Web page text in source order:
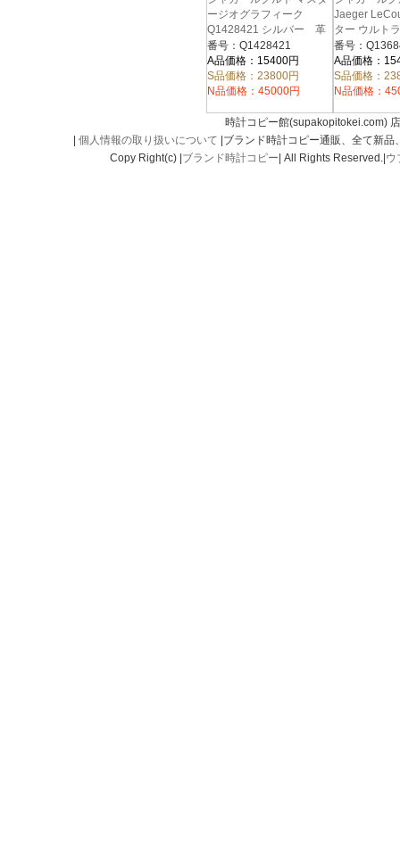
ージオグラフィーク
Q1428421 シルバー 革
ベルト
番号：Q1428421
A品価格：15400円
S品価格：23800円
N品価格：45000円
Jaeger
ター ウルト
ン
番号：
A品価格：
S品価格：
N品価格：
時計コピー館(supakopitokei.com)
個人情報の取り扱いについて |ブランド時計コピー通販、全て新
Copy Right(c) | ブランド時計コピー | All Rights Reserved.| ウ